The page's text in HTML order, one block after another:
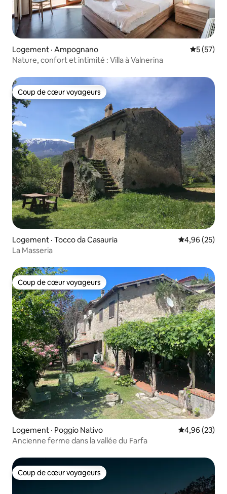
Logement · Ampognano Note
5 (57)
Nature, confort et intimité : Villa à Valnerina
Coup de cœur voyageurs
Coup de cœur voyageurs
Logement · Tocco da Casauria Note
4,96 (25)
La Masseria
Coup de cœur voyageurs
Coup de cœur voyageurs
Logement · Poggio Nativo Note
4,96 (23)
Ancienne ferme dans la vallée du Farfa
Coup de cœur voyageurs
Coup de cœur voyageurs